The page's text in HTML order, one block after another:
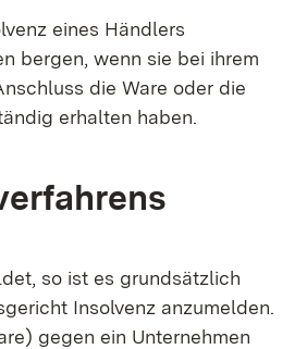
eines Händlers
bergen, wenn sie bei ihrem
die Ware oder die
erhalten haben.
so ist es grundsätzlich
Insolvenz anzumelden.
gegen ein Unternehmen